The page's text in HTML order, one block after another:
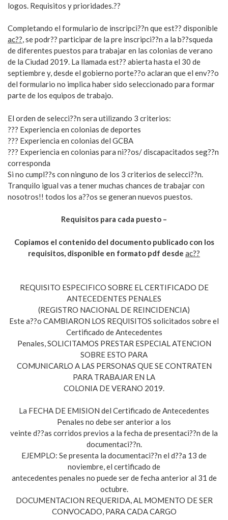
logos. Requisitos y prioridades.??
Completando el formulario de inscripci??n que est?? disponible
ac??, se podr?? participar de la pre inscripci??n a la b??squeda
de diferentes puestos para trabajar en las colonias de verano
de la Ciudad 2019. La llamada est?? abierta hasta el 30 de
septiembre y, desde el gobierno porte??o aclaran que el env??o
del formulario no implica haber sido seleccionado para formar
parte de los equipos de trabajo.
El orden de selecci??n sera utilizando 3 criterios:
??? Experiencia en colonias de deportes
??? Experiencia en colonias del GCBA
??? Experiencia en colonias para ni??os/ discapacitados seg??n
corresponda
Si no cumpl??s con ninguno de los 3 criterios de selecci??n.
Tranquilo igual vas a tener muchas chances de trabajar con
nosotros!! todos los a??os se generan nuevos puestos.
Requisitos para cada puesto –
Copiamos el contenido del documento publicado con los
requisitos, disponible en formato pdf desde ac??
REQUISITO ESPECIFICO SOBRE EL CERTIFICADO DE
ANTECEDENTES PENALES
(REGISTRO NACIONAL DE REINCIDENCIA)
Este a??o CAMBIARON LOS REQUISITOS solicitados sobre el
Certificado de Antecedentes
Penales, SOLICITAMOS PRESTAR ESPECIAL ATENCION
SOBRE ESTO PARA
COMUNICARLO A LAS PERSONAS QUE SE CONTRATEN
PARA TRABAJAR EN LA
COLONIA DE VERANO 2019.
La FECHA DE EMISION del Certificado de Antecedentes
Penales no debe ser anterior a los
veinte d??as corridos previos a la fecha de presentaci??n de la
documentaci??n.
EJEMPLO: Se presenta la documentaci??n el d??a 13 de
noviembre, el certificado de
antecedentes penales no puede ser de fecha anterior al 31 de
octubre.
DOCUMENTACION REQUERIDA, AL MOMENTO DE SER
CONVOCADO, PARA CADA CARGO